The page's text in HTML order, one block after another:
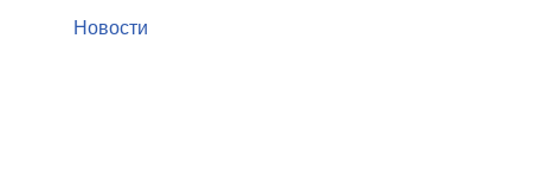
Новости